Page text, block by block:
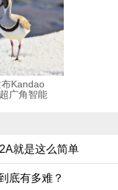
Kandao
广角智能
就是这么简单
底有多难？